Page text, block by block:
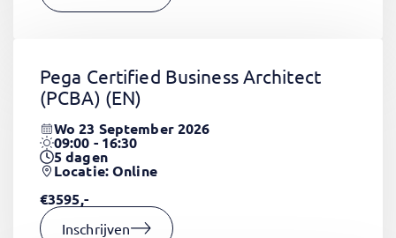
Pega Certified Business Architect
(PCBA) (EN)
Wo 23 September 2026
09:00 - 16:30
5dagen
Locatie: Online
€3595,-
Inschrijven